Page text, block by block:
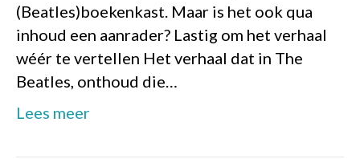
(Beatles)boekenkast. Maar is het ook qua
inhoud een aanrader? Lastig om het verhaal
wéér te vertellen Het verhaal dat in The
Beatles, onthoud die…
Lees meer